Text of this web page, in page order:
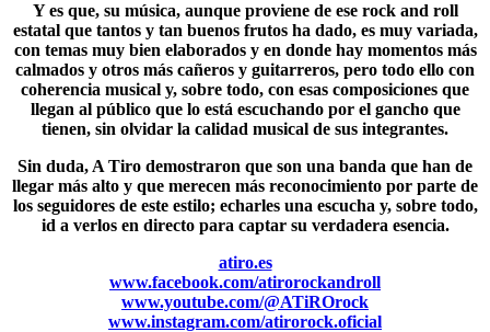
Y es que, su música, aunque proviene de ese rock and roll
estatal que tantos y tan buenos frutos ha dado, es muy variada,
con temas muy bien elaborados y en donde hay momentos más
calmados y otros más cañeros y guitarreros, pero todo ello con
coherencia musical y, sobre todo, con esas composiciones que
llegan al público que lo está escuchando por el gancho que
tienen, sin olvidar la calidad musical de sus integrantes.
Sin duda, A Tiro demostraron que son una banda que han de
llegar más alto y que merecen más reconocimiento por parte de
los seguidores de este estilo; echarles una escucha y, sobre todo,
id a verlos en directo para captar su verdadera esencia.
atiro.es
www.facebook.com/atirorockandroll
www.youtube.com/@ATiROrock
www.instagram.com/atirorock.oficial